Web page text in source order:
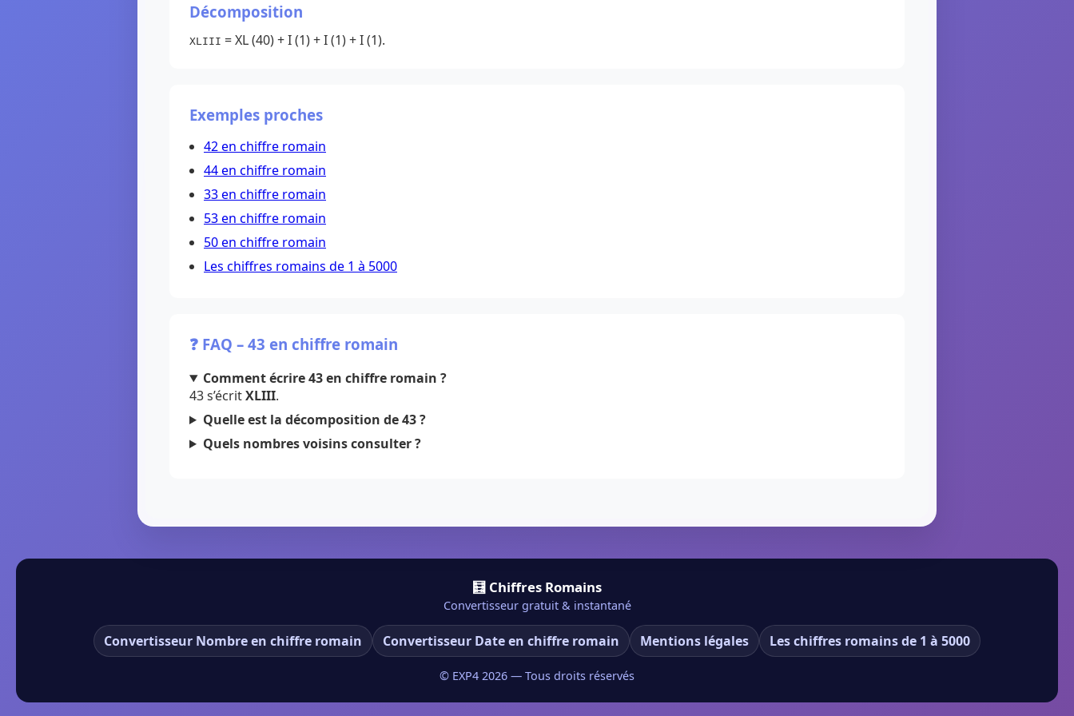
Décomposition
XLIII = XL (40) + I (1) + I (1) + I (1).
Exemples proches
42 en chiffre romain
44 en chiffre romain
33 en chiffre romain
53 en chiffre romain
50 en chiffre romain
Les chiffres romains de 1 à 5000
❓ FAQ – 43 en chiffre romain
Comment écrire 43 en chiffre romain ?
43 s’écritXLIII.
Quelle est la décomposition de 43 ?
Quels nombres voisins consulter ?
🧮 Chiffres Romains
Convertisseur gratuit & instantané
Convertisseur Nombre en chiffre romain Convertisseur Date en chiffre romain Mentions légales Les chiffres romains de 1 à 5000
© EXP4 2026 — Tous droits réservés